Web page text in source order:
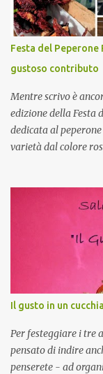
si, è un modo per
naturalmente
CoCo : è naturale il
collante e anche nel
favorevole per molte
Si, concordo!
Festa del Peperone
gustoso contributo
Mentre scrivo è
edizione della Festa
dedicata al
varietà dal colore
(Pat) della
fresco o essiccato
Durante la prima
versatilità di questo
Gastronomico di
Gina Santagata ,
visto coinvolte tante
voluto partecipare
Da giurata del
Il gusto in un
Per festeggiare i tre
pensato di indire
penserete - ad